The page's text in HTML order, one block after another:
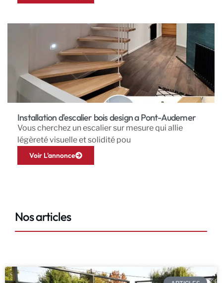
Installation d'escalier bois design a Pont-Audemer
Vous cherchez un escalier sur mesure qui allie
légèreté visuelle et solidité pou
Voir L'annonce
Nos articles